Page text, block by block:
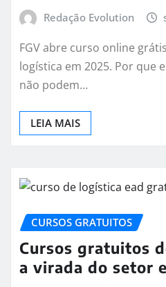
Redação Evolution
FGV abre curso online
logística em 2025. Por que
não podem…
LEIA MAIS
CURSOS GRATUITOS
Cursos gratuitos
a virada do setor